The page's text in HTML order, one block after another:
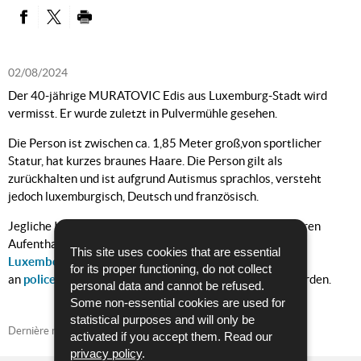
This site uses cookies that are essential
for its proper functioning, do not collect
personal data and cannot be refused.
Some non-essential cookies are used for
statistical purposes and will only be
activated if you accept them. Read our
privacy policy.
02/08/2024
Der 40-jährige MURATOVIC Edis aus Luxemburg-Stadt wird
vermisst. Er wurde zuletzt in Pulvermühle gesehen.
Die Person ist zwischen ca. 1,85 Meter groß,von sportlicher
Statur, hat kurzes braunes Haare. Die Person gilt als
zurückhalten und ist aufgrund Autismus sprachlos, versteht
jedoch luxemburgisch, Deutsch und französisch.
Jegliche Informationen zu der vermissten Person und deren
Aufenthaltsortes sollen bitte an das
Luxembourg
, Tel. : (+352) 244 40 1000 oder per E-Mail
an police.luxembourg@police.etat.lu weitergegeben werden.
Dernière mise à jour 02/08/2024